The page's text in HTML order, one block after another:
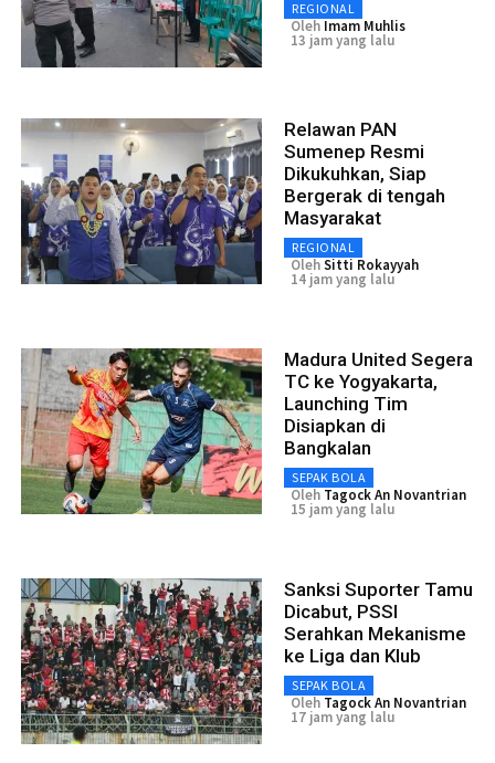
REGIONAL
Oleh Imam Muhlis
13 jam yang lalu
Relawan PAN
Sumenep Resmi
Dikukuhkan, Siap
Bergerak di tengah
Masyarakat
REGIONAL
OlehSitti Rokayyah
14 jam yang lalu
Madura United Segera
TC ke Yogyakarta,
Launching Tim
Disiapkan di
Bangkalan
SEPAK BOLA
Oleh Tagock An Novantrian
15 jam yang lalu
Sanksi Suporter Tamu
Dicabut, PSSI
Serahkan Mekanisme
ke Liga dan Klub
SEPAK BOLA
Oleh Tagock An Novantrian
17 jam yang lalu